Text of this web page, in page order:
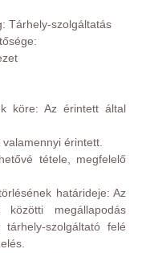
Tárhely-szolgáltatás
köre: Az érintett által
érintett.
tétele, megfelelő
határideje: Az
megállapodás
szolgáltató felé